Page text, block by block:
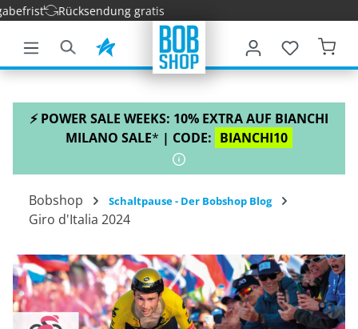
springen
Rücksendung gratis
⚡ POWER SALE WEEKS: 10% EXTRA AUF BIANCHI
MILANO SALE* | CODE: BIANCHI10
Bobshop Schaltpause - Der Bobshop Blog
Giro d'Italia 2024